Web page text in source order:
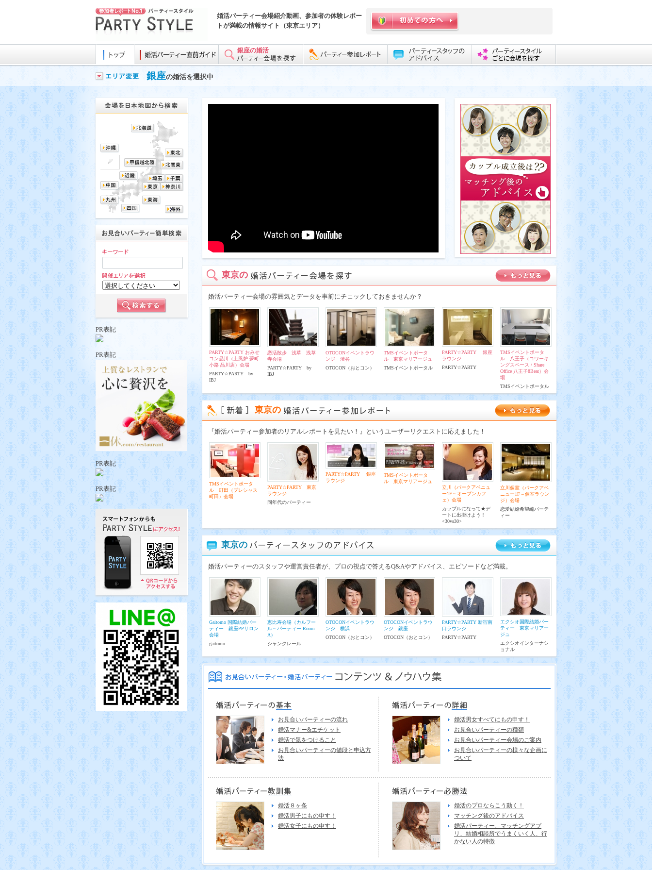
婚活パーティー会場紹介動画、参加者の体験レポー
トが満載の情報サイト（東京エリア）
銀座の婚活
銀座の婚活を選択中
東京の
婚活パーティー会場の雰囲気とデータを事前にチェックしておきませんか？
PARTY☆PARTY おみせ
コン品川（土風炉 夢町
小路 品川店）会場
PARTY☆PARTY by
IBJ
恋活散歩 浅草 浅草
寺会場
PARTY☆PARTY by
IBJ
OTOCONイベントラウ
ンジ 渋谷
OTOCON（おとコン）
TMSイベントポータ
ル 東京マリアージュ
TMSイベントポータル
PARTY☆PARTY 銀座
ラウンジ
PARTY☆PARTY
TMSイベントポータ
ル 八王子（コワーキ
ングスペース / Share
Office 八王子8Beat）会
場
TMSイベントポータル
東京の
『婚活パーティー参加者のリアルレポートを見たい！』というユーザーリクエストに応えました！
TMSイベントポータ
ル 町田（プレシャス
町田）会場
PARTY☆PARTY 東京
ラウンジ
同年代のパーティー
PARTY☆PARTY 銀座
ラウンジ
TMSイベントポータ
ル 東京マリアージュ
立川（パークアベニュ
ー1F～オープンカフ
ェ）会場
カップルになって★デ
ートに出掛けよう！
<30vs30>
立川個室（パークアベ
ニュー1F～個室ラウン
ジ）会場
恋愛結婚希望編パーテ
ィー
東京の
婚活パーティーのスタッフや運営責任者が、プロの視点で答えるQ&Aやアドバイス、エピソードなど満載。
Gaitomo 国際結婚パー
ティー 銀座PPサロン
会場
gaitomo
恵比寿会場（カルフー
ル～パーティー Room
A）
シャンクレール
OTOCONイベントラウ
ンジ 横浜
OTOCON（おとコン）
OTOCONイベントラウ
ンジ 銀座
OTOCON（おとコン）
PARTY☆PARTY 新宿南
口ラウンジ
PARTY☆PARTY
エクシオ国際結婚パー
ティー 東京マリアー
ジュ
エクシオインターナシ
ョナル
お見合いパーティーの流れ
婚活マナー&エチケット
婚活で気をつけること
お見合いパーティーの値段と申込方
法
婚活男女すべてにもの申す！
お見合いパーティーの種類
お見合いパーティー会場のご案内
お見合いパーティーの様々な企画に
ついて
婚活８ヶ条
婚活男子にもの申す！
婚活女子にもの申す！
婚活のプロならこう動く！
マッチング後のアドバイス
婚活パーティー、マッチングアプ
リ、結婚相談所でうまくいく人、行
かない人の特徴
PR表記
PR表記
PR表記
PR表記